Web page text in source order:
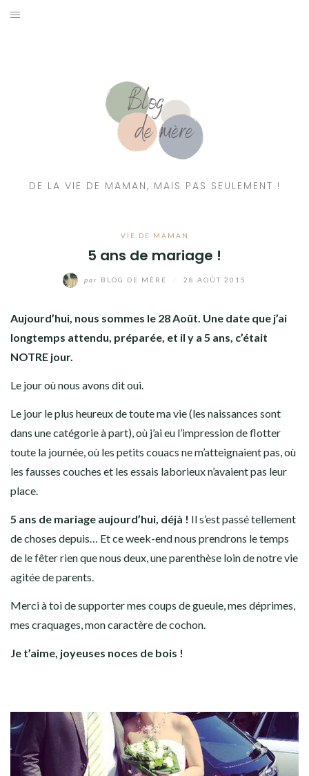
DE LA VIE DE MAMAN, MAIS PAS SEULEMENT !
VIE DE MAMAN
5 ans de mariage !
par BLOG DE MÈRE 28 AOÛT 2015
Aujourd’hui, nous sommes le 28 Août. Une date que j’ai
longtemps attendu, préparée, et il y a 5 ans, c’était
NOTRE jour.
Le jour où nous avons dit oui.
Le jour le plus heureux de toute ma vie (les naissances sont
dans une catégorie à part), où j’ai eu l’impression de flotter
toute la journée, où les petits couacs ne m’atteignaient pas, où
les fausses couches et les essais laborieux n’avaient pas leur
place.
5 ans de mariage aujourd’hui, déjà ! Il s’est passé tellement
de choses depuis… Et ce week-end nous prendrons le temps
de le fêter rien que nous deux, une parenthèse loin de notre vie
agitée de parents.
Merci à toi de supporter mes coups de gueule, mes déprimes,
mes craquages, mon caractère de cochon.
Je t’aime, joyeuses noces de bois !
RESSOURCES NUTRITION & PARENTALITÉ